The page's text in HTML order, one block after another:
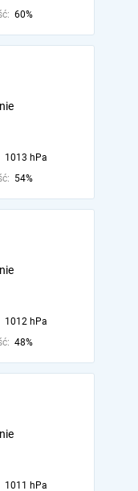
60%
1013 hPa
54%
1012 hPa
48%
1011 hPa